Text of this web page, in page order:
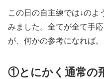
この日の自主練では↓のよ
みました。全てが全て手
が、何かの参考になれば。
①とにかく通常の